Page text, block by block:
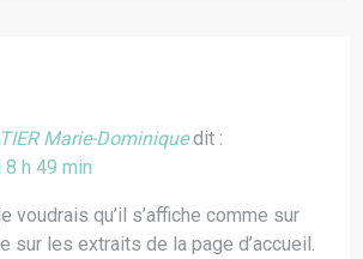
Marie-Dominique dit :
h 49 min
voudrais qu’il s’affiche comme sur
sur les extraits de la page d’accueil.